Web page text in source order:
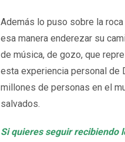
Además lo puso sobre la
esa manera enderezar su
de música, de gozo, que
esta experiencia personal de
millones de personas en el
salvados.
Si quieres seguir recibiendo